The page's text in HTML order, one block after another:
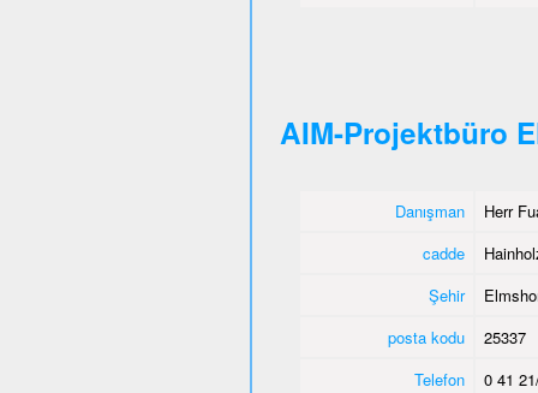
AIM-Projektbüro
Danışman
Herr
cadde
Şehir
posta kodu
25337
Telefon
0 41